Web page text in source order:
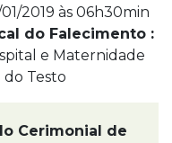
2019 às 06h30min
do Falecimento :
e Maternidade
do Testo
Cerimonial de